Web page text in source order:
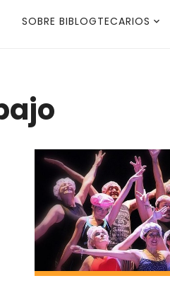
SOBRE BIBLOGTECARIOS